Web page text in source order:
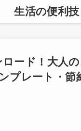
生活の便利技
ード！大人
プレート・節